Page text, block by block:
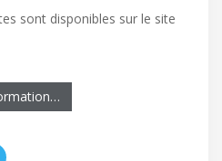
sont disponibles sur le site